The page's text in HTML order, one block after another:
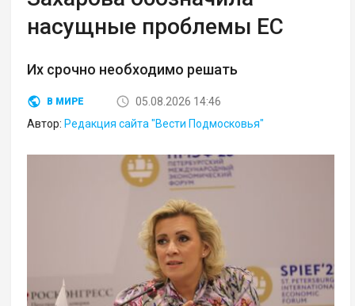
насущные проблемы ЕС
Их срочно необходимо решать
В МИРЕ
05.08.2026 14:46
Автор:Редакция сайта "Вести Подмосковья"